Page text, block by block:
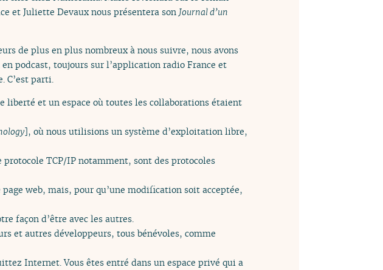
et Juliette Devaux nous présentera son Journal d’un
de plus en plus nombreux à nous suivre, nous avons
podcast, toujours sur l’application radio France et
C’est parti.
liberté et un espace où toutes les collaborations étaient
], où nous utilisions un système d’exploitation libre,
TCP/IP notamment, sont des protocoles
web, mais, pour qu’une modification soit acceptée,
façon d’être avec les autres.
et autres développeurs, tous bénévoles, comme
Internet. Vous êtes entré dans un espace privé qui a